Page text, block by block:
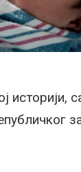
историји,